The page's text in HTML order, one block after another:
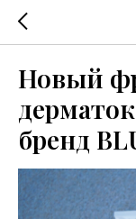
Новый
бренд